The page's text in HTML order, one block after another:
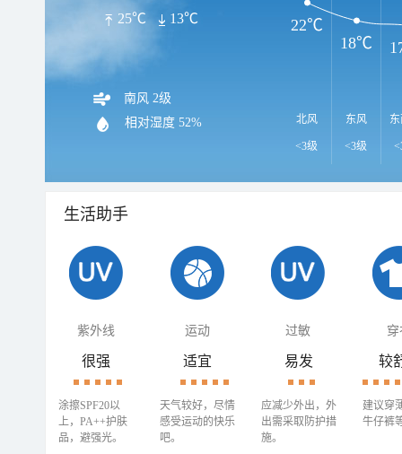
25℃ 13℃
南风 2级
相对湿度 52% 北风
<3级
东风
<3级
22℃
18℃
生活助手
紫外线 运动 过敏 穿
很强
涂擦SPF20以
上，PA++护肤
品，避强光。
适宜
天气较好，尽情
感受运动的快乐
吧。
易发
应减少外出，外
出需采取防护措
施。
较
建议穿
牛仔裤